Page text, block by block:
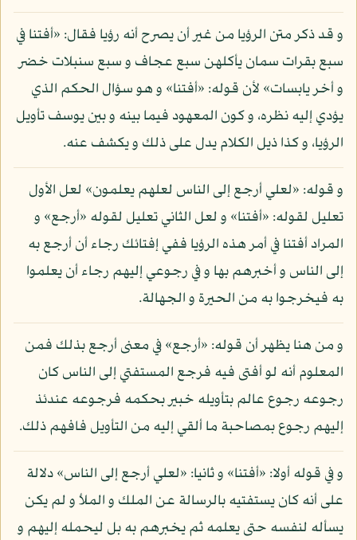
و قد ذكر متن الرؤيا من غير أن يصرح أنه رؤيا فقال: «أفتنا في
سبع بقرات سمان يأكلهن سبع عجاف و سبع سنبلات خضر
و أخر يابسات» لأن قوله: «أفتنا» و هو سؤال الحكم الذي
يؤدي إليه نظره، و كون المعهود فيما بينه و بين يوسف تأويل
الرؤيا، و كذا ذيل الكلام يدل على ذلك و يكشف عنه.
و قوله: «لعلي أرجع إلى الناس لعلهم يعلمون» لعل الأول
تعليل لقوله: «أفتنا» و لعل الثاني تعليل لقوله «أرجع» و
المراد أفتنا في أمر هذه الرؤيا ففي إفتائك رجاء أن أرجع به
إلى الناس و أخبرهم بها و في رجوعي إليهم رجاء أن يعلموا
به فيخرجوا به من الحيرة و الجهالة.
و من هنا يظهر أن قوله: «أرجع» في معنى أرجع بذلك فمن
المعلوم أنه لو أفتى فيه فرجع المستفتي إلى الناس كان
رجوعه رجوع عالم بتأويله خبير بحكمه فرجوعه عندئذ
إليهم رجوع بمصاحبة ما ألقي إليه من التأويل فافهم ذلك.
و في قوله أولا: «أفتنا» و ثانيا: «لعلي أرجع إلى الناس» دلالة
على أنه كان يستفتيه بالرسالة عن الملك و الملأ و لم يكن
يسأله لنفسه حتى يعلمه ثم يخبرهم به بل ليحمله إليهم و